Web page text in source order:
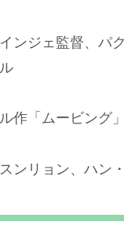
ンジェ監督、パ
作「ムービング」
ンリョン、ハン